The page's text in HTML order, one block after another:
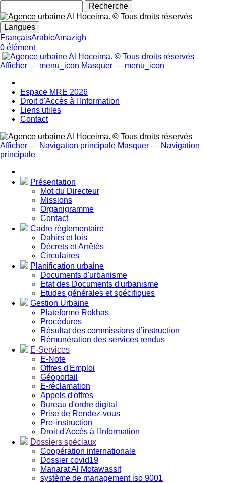
Langues
FrançaisArabicAmazigh
0 élément
Afficher — menu_icon Masquer — menu_icon
Espace MRE 2026
Droit d'Accès à l'Information
Liens utiles
Contact
Navigation
principale
Afficher — Navigation principale Masquer — Navigation
principale
Présentation
Mot du Directeur
Missions
Organigramme
Contact
Cadre réglementaire
Dahirs et lois
Décrets et Arrêtés
Circulaires
Planification urbaine
Documents d'urbanisme
Etat des Documents d'urbanisme
Etudes générales et spécifiques
Gestion Urbaine
Plateforme Rokhas
Procédures
Résultat des commissions d’instruction
Rémunération des services rendus
E-Services
E-Note
Offres d'Emploi
Géoportail
E-réclamation
Appels d'offres
Bureau d'ordre digital
Prise de Rendez-vous
Pre-instruction
Droit d'Accès à l'Information
Dossiers spéciaux
Coopération internationale
Dossier covid19
Manarat Al Motawassit
système de management iso 9001